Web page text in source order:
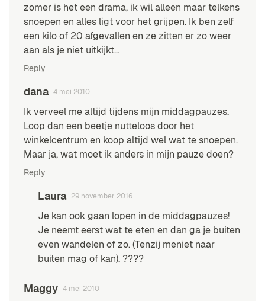
zomer is het een drama, ik wil alleen maar telkens
snoepen en alles ligt voor het grijpen. Ik ben zelf
een kilo of 20 afgevallen en ze zitten er zo weer
aan als je niet uitkijkt…
Reply
dana 4 mei 2010
Ik verveel me altijd tijdens mijn middagpauzes.
Loop dan een beetje nutteloos door het
winkelcentrum en koop altijd wel wat te snoepen.
Maar ja, wat moet ik anders in mijn pauze doen?
Reply
Laura 29 november 2016
Je kan ook gaan lopen in de middagpauzes!
Je neemt eerst wat te eten en dan ga je buiten
even wandelen of zo. (Tenzij meniet naar
buiten mag of kan). ????
Maggy 4 mei 2010